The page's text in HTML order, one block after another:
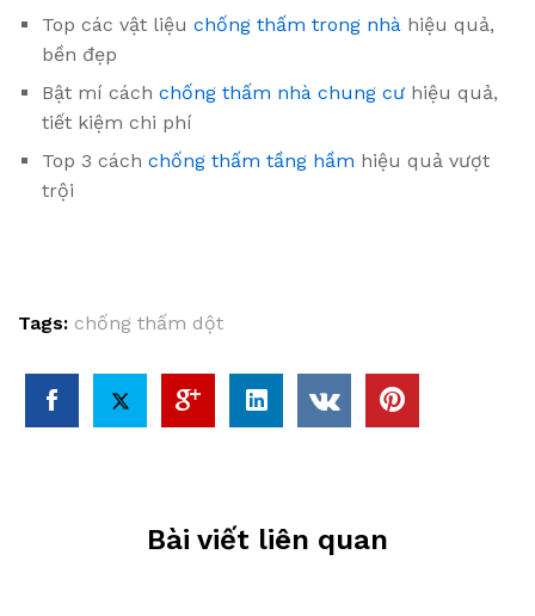
Top các vật liệu chống thấm trong nhà hiệu quả,
bền đẹp
Bật mí cách chống thấm nhà chung cư hiệu quả,
tiết kiệm chi phí
Top 3 cách chống thấm tầng hầm hiệu quả vượt
trội
Tags: chống thấm dột
Bài viết liên quan